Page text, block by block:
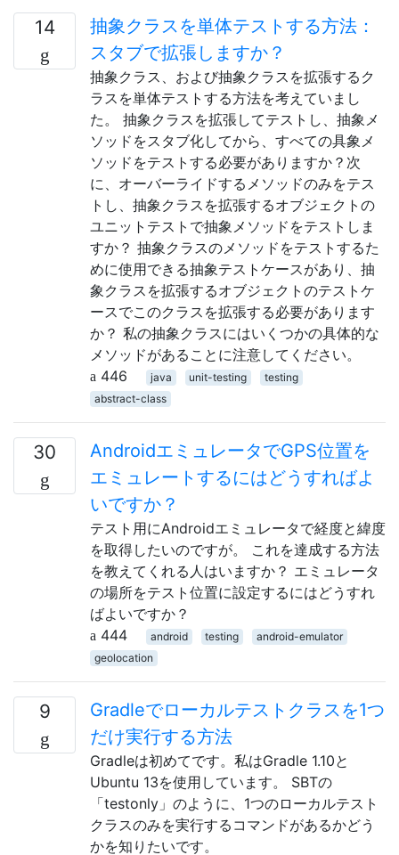
14
抽象クラスを単体テストする方法：
スタブで拡張しますか？
抽象クラス、および抽象クラスを拡張するク
ラスを単体テストする方法を考えていまし
た。 抽象クラスを拡張してテストし、抽象メ
ソッドをスタブ化してから、すべての具象メ
ソッドをテストする必要がありますか？次
に、オーバーライドするメソッドのみをテス
トし、抽象クラスを拡張するオブジェクトの
ユニットテストで抽象メソッドをテストしま
すか？ 抽象クラスのメソッドをテストするた
めに使用できる抽象テストケースがあり、抽
象クラスを拡張するオブジェクトのテストケ
ースでこのクラスを拡張する必要があります
か？ 私の抽象クラスにはいくつかの具体的な
メソッドがあることに注意してください。
446
java unit-testing
testing
abstract-class
30
AndroidエミュレータでGPS位置を
エミュレートするにはどうすればよ
いですか？
テスト用にAndroidエミュレータで経度と緯度
を取得したいのですが。 これを達成する方法
を教えてくれる人はいますか？ エミュレータ
の場所をテスト位置に設定するにはどうすれ
ばよいですか？
444
android testing
android-emulator
geolocation
9
Gradleでローカルテストクラスを1つ
だけ実行する方法
Gradleは初めてです。私はGradle 1.10と
Ubuntu 13を使用しています。 SBTの
「testonly」のように、1つのローカルテスト
クラスのみを実行するコマンドがあるかどう
かを知りたいです。